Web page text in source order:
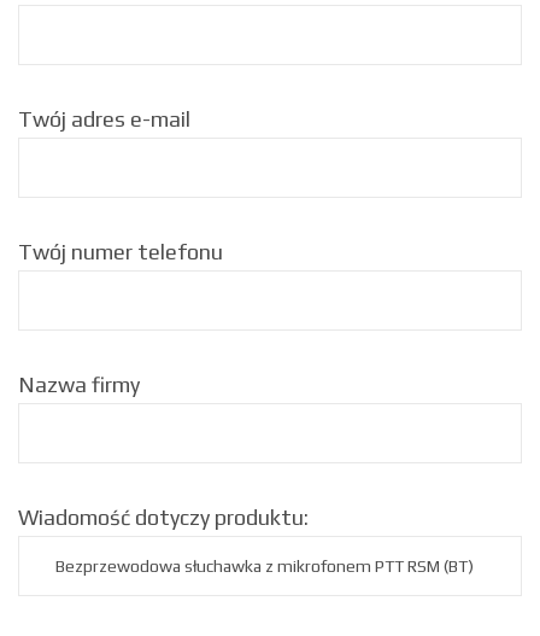
Twój adres e-mail
Twój numer telefonu
Nazwa firmy
Wiadomość dotyczy produktu: